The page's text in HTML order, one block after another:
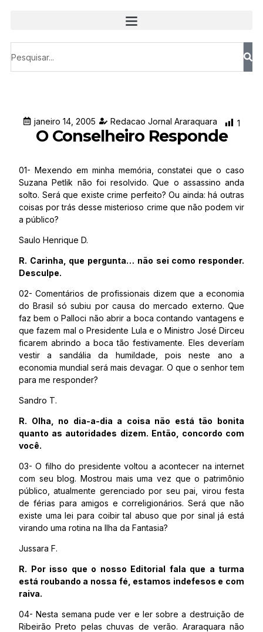
janeiro 14, 2005 Redacao Jornal Araraquara 1
O Conselheiro Responde
01- Mexendo em minha memória, constatei que o caso
Suzana Petlik não foi resolvido. Que o assassino anda
solto. Será que existe crime perfeito? Ou ainda: há outras
coisas por trás desse misterioso crime que não podem vir
a público?
Saulo Henrique D.
R. Carinha, que pergunta… não sei como responder.
Desculpe.
02- Comentários de profissionais dizem que a economia
do Brasil só subiu por causa do mercado externo. Que
faz bem o Palloci não abrir a boca contando vantagens e
que fazem mal o Presidente Lula e o Ministro José Dirceu
ficarem abrindo a boca tão festivamente. Eles deveríam
vestir a sandália da humildade, pois neste ano a
economia mundial será mais devagar. O que o senhor tem
para me responder?
Sandro T.
R. Olha, no dia-a-dia a coisa não está tão bonita
quanto as autoridades dizem. Então, concordo com
você.
03- O filho do presidente voltou a acontecer na internet
com seu blog. Mostrou mais uma vez que o patrimônio
público, atualmente gerenciado por seu pai, virou festa
de férias para amigos e correligionários. Será que não
existe uma lei para coibir tal abuso que por sinal já está
virando uma rotina na Ilha da Fantasia?
Jussara F.
R. Por isso que o nosso Editorial fala que a turma
está roubando a nossa fé, estamos indefesos e com
raiva.
04- Nesta semana pude ver e ler sobre a destruição de
Ribeirão Preto pelas chuvas de verão. Araraquara não